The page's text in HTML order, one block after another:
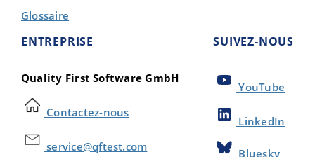
Glossaire
ENTREPRISE
Quality First Software GmbH
Contactez-nous
service@qftest.com
SUIVEZ-NOUS
YouTube
LinkedIn
Bluesky